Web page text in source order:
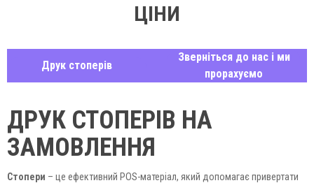
ЦІНИ
Друк стоперів
Зверніться до нас і ми
прорахуємо
ДРУК СТОПЕРІВ НА
ЗАМОВЛЕННЯ
Стопери – це ефективний POS-матеріал, який допомагає привертати